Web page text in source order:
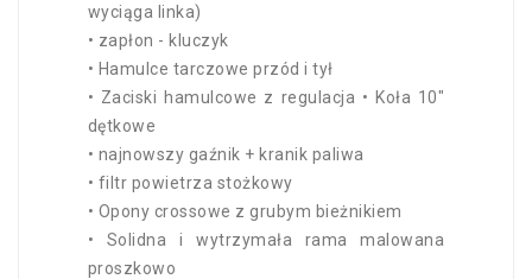
wyciąga linka)
• zapłon - kluczyk
• Hamulce tarczowe przód i tył
• Zaciski hamulcowe z regulacja • Koła 10"
dętkowe
• najnowszy gaźnik + kranik paliwa
• filtr powietrza stożkowy
• Opony crossowe z grubym bieżnikiem
• Solidna i wytrzymała rama malowana
proszkowo